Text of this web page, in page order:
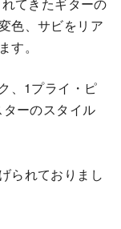
色、サビをリア
す。
、1プライ・ピ
ーのスタイル
られておりまし